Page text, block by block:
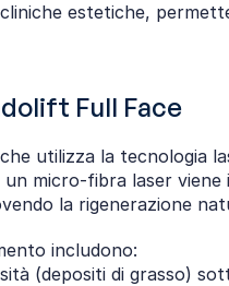
estetiche,
Full Face
utilizza la tecnologia
micro-fibra laser
la rigenerazione
includono:
(depositi di grasso)